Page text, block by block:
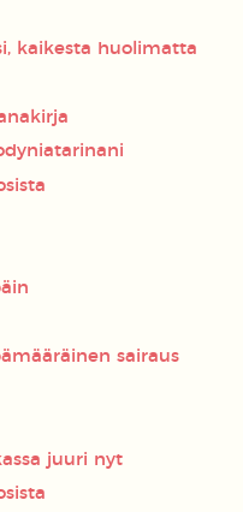
kaikesta huolimatta
sairaus
juuri nyt